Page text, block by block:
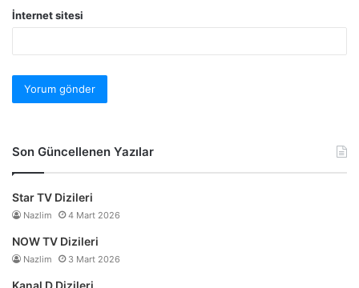
İnternet sitesi
Son Güncellenen Yazılar
Star TV Dizileri
Nazlim 4 Mart 2026
NOW TV Dizileri
Nazlim 3 Mart 2026